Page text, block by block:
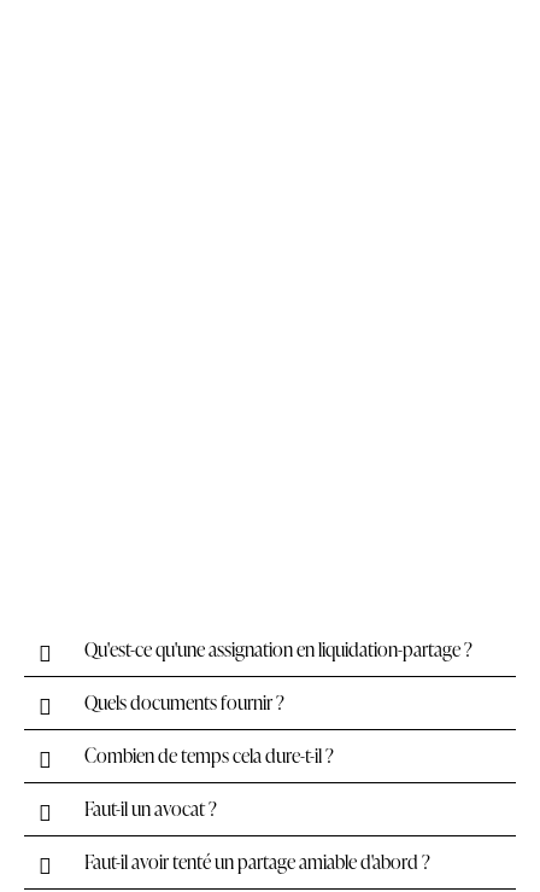
Qu'est-ce qu'une assignation en liquidation-partage ?
Quels documents fournir ?
Combien de temps cela dure-t-il ?
Faut-il un avocat ?
Faut-il avoir tenté un partage amiable d'abord ?